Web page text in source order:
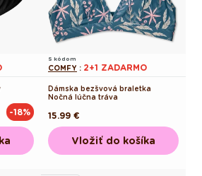
-18%
S kódom
COMFY : 2+1 ZADARMO
Dámska bezšvová braletka
Nočná lúčna tráva
Pôvodná
cena
15.99 €
Vložiť do košíka